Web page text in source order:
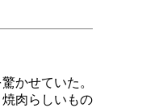
かせていた。
肉らしいもの